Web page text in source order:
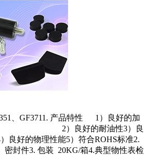
、GF3711. 产品特性 1）良好的加
）良好的耐油性3）良
良好的物理性能5）符合ROHS标准2.
密封件3. 包装 20KG/箱4.典型物性表检